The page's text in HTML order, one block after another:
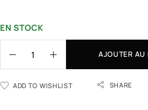
EN STOCK
AJOUTER AU
ADD TO WISHLIST SHARE